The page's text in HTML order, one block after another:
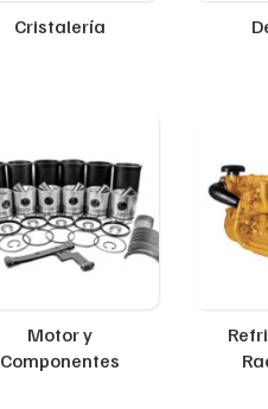
Cristalería
Motor y
Componentes